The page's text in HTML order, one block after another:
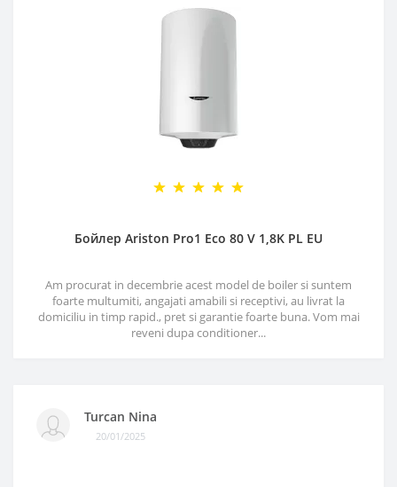
Бойлер Ariston Pro1 Eco 80 V 1,8K PL EU
Am procurat in decembrie acest model de boiler si suntem
foarte multumiti, angajati amabili si receptivi, au livrat la
domiciliu in timp rapid., pret si garantie foarte buna. Vom mai
reveni dupa conditioner...
Turcan Nina
20/01/2025